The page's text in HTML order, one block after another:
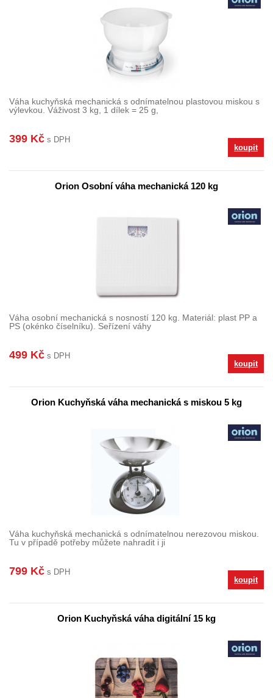
Váha kuchyňská mechanická s odnímatelnou plastovou miskou s
výlevkou. Váživost 3 kg, 1 dílek = 25 g,
399 Kč s DPH
koupit
Orion Osobní váha mechanická 120 kg
Váha osobní mechanická s nosností 120 kg. Materiál: plast PP a
PS (okénko číselníku). Seřízení váhy
499 Kč s DPH
koupit
Orion Kuchyňská váha mechanická s miskou 5 kg
Váha kuchyňská mechanická s odnímatelnou nerezovou miskou.
Tu v případě potřeby můžete nahradit i ji
799 Kč s DPH
koupit
Orion Kuchyňská váha digitální 15 kg